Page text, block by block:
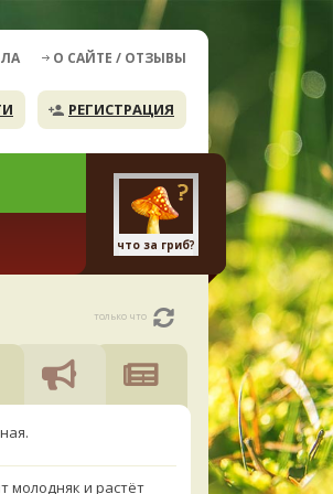
О САЙТЕ / ОТЗЫВЫ
РЕГИСТРАЦИЯ
что за гриб?
только что
молодняк и растёт